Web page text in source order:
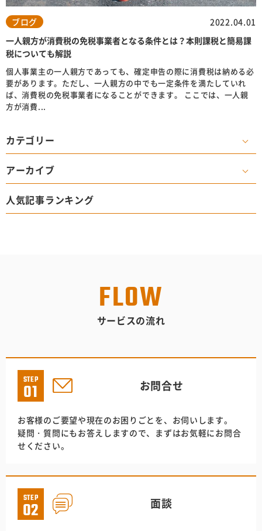
ブログ
2022.04.01
一人親方が消費税の免税事業者となる条件とは？本則課税と簡易課
税についても解説
個人事業主の一人親方であっても、確定申告の際に消費税は納める必
要があります。ただし、一人親方の中でも一定条件を満たしていれ
ば、消費税の免税事業者になることができます。 ここでは、一人親
方が消費...
カテゴリー
アーカイブ
人気記事ランキング
FLOW
サービスの流れ
STEP
01 お問合せ
お客様のご要望や現在のお困りごとを、お伺いします。
疑問・質問にもお答えしますので、まずはお気軽にお問合
せください。
STEP
02 面談